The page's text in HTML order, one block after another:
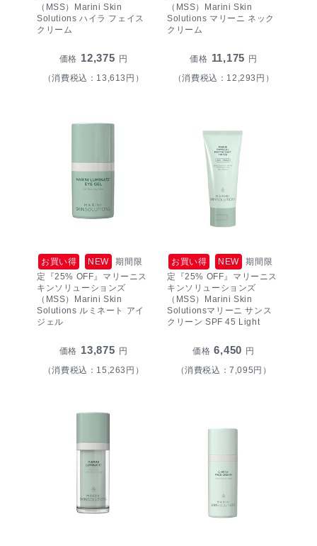
（MSS）Marini Skin
Solutions ハイラ フェイス
クリーム
価格 12,375 円
（消費税込：13,613円）
（MSS）Marini Skin
Solutions マリーニ ネック
クリーム
価格 11,175 円
（消費税込：12,293円）
お買い得 NEW
期間限
定『25% OFF』マリーニス
キンソリューションズ
（MSS）Marini Skin
Solutions ルミネート アイ
ジェル
価格 13,875 円
（消費税込：15,263円）
お買い得 NEW
期間限
定『25% OFF』マリーニス
キンソリューションズ
（MSS）Marini Skin
Solutionsマリーニ サンス
クリーン SPF 45 Light
価格 6,450 円
（消費税込：7,095円）